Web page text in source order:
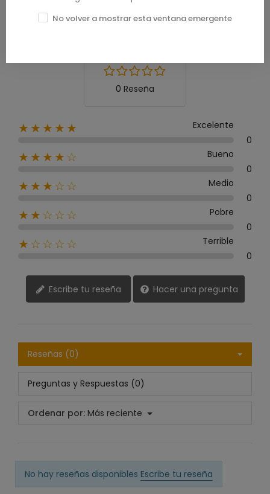
Calificación media
0 Reseña
★★★★★
Excelente
0
★★★★☆
Bueno
0
★★★☆☆
Medio
0
★★☆☆☆
Pobre
0
★☆☆☆☆
Terrible
0
Escribe tu reseña Hacer una pregunta
Reseñas (0)
Preguntas y Respuestas (0)
Ordenar por: Más reciente
No hay reseñas disponibles Escribe tu reseña
No volver a mostrar esta ventana emergente